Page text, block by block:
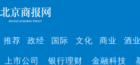
推荐 政经 国际 文化 商业 酒业
上市公司 银行理财 金融科技